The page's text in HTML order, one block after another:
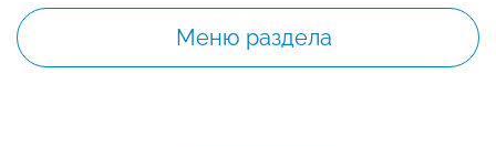
Меню раздела